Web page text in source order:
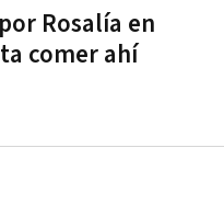
Rosalía en
comer ahí